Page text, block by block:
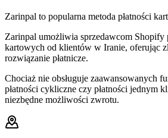
Zarinpal to popularna metoda płatności
Zarinpal umożliwia sprzedawcom Shopify
kartowych od klientów w Iranie, oferując
rozwiązanie płatnicze.
Chociaż nie obsługuje zaawansowanych
płatności cykliczne czy płatności jednym
niezbędne możliwości zwrotu.